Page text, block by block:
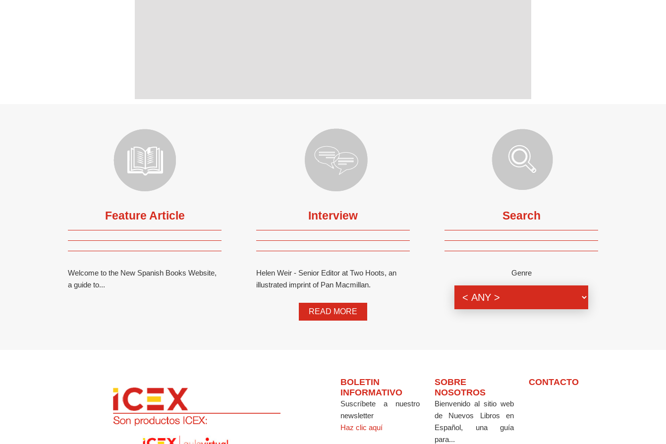
Feature Article
Welcome to the New Spanish Books Website,
a guide to...
Interview
Helen Weir - Senior Editor at Two Hoots, an
illustrated imprint of Pan Macmillan.
READ MORE
Search
Genre
BOLETIN
INFORMATIVO
Suscríbete a nuestro
newsletter
Haz clic aquí
SOBRE
NOSOTROS
Bienvenido al sitio web
de Nuevos Libros en
Español, una guía
para...
CONTACTO